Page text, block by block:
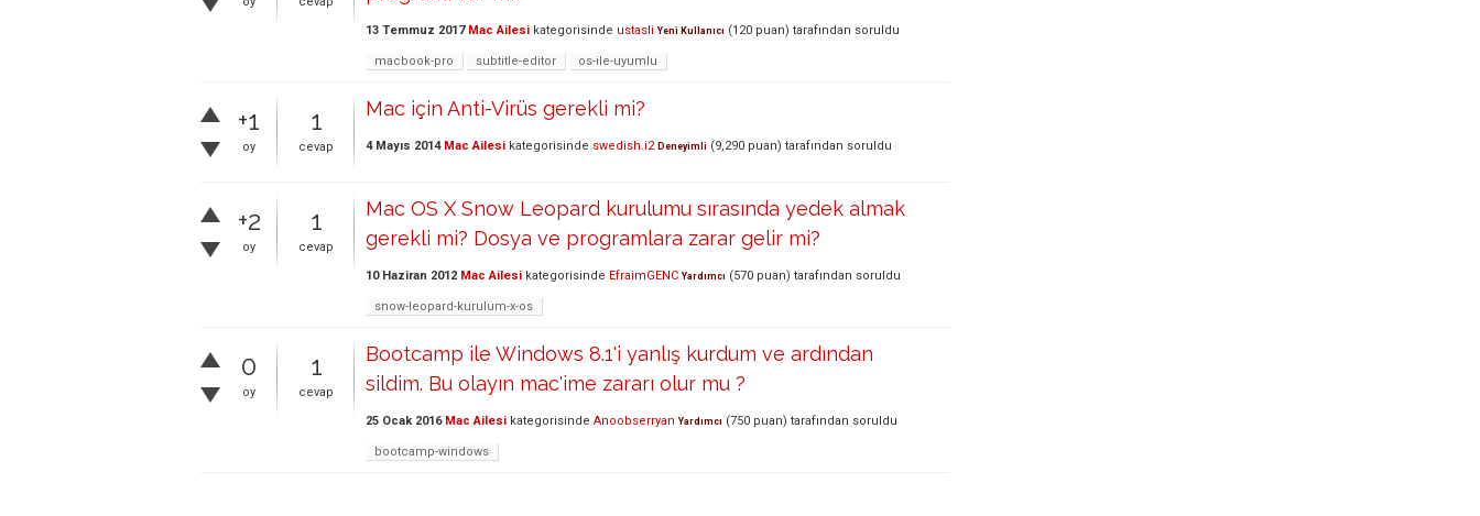
13 Temmuz 2017 Mac Ailesi kategorisinde ustasli Yeni Kullanıcı (120 puan) tarafından soruldu
macbook-pro subtitle-editor os-ile-uyumlu
+1
oy
1
cevap
Mac için Anti-Virüs gerekli mi?
4 Mayıs 2014 Mac Ailesi kategorisinde swedish.i2 Deneyimli (9,290 puan) tarafından soruldu
+2
oy
1
cevap
Mac OS X Snow Leopard kurulumu sırasında yedek almak
gerekli mi? Dosya ve programlara zarar gelir mi?
10 Haziran 2012 Mac Ailesi kategorisinde EfraimGENC Yardımcı (570 puan) tarafından soruldu
snow-leopard-kurulum-x-os
0
oy
1
cevap
Bootcamp ile Windows 8.1'i yanlış kurdum ve ardından
sildim. Bu olayın mac'ime zararı olur mu ?
25 Ocak 2016 Mac Ailesi kategorisinde Anoobserryan Yardımcı (750 puan) tarafından soruldu
bootcamp-windows